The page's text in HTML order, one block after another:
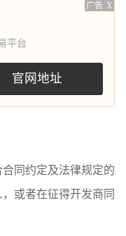
广告 X
平台
官网地址
同约定及法律规定的
或者在征得开发商同